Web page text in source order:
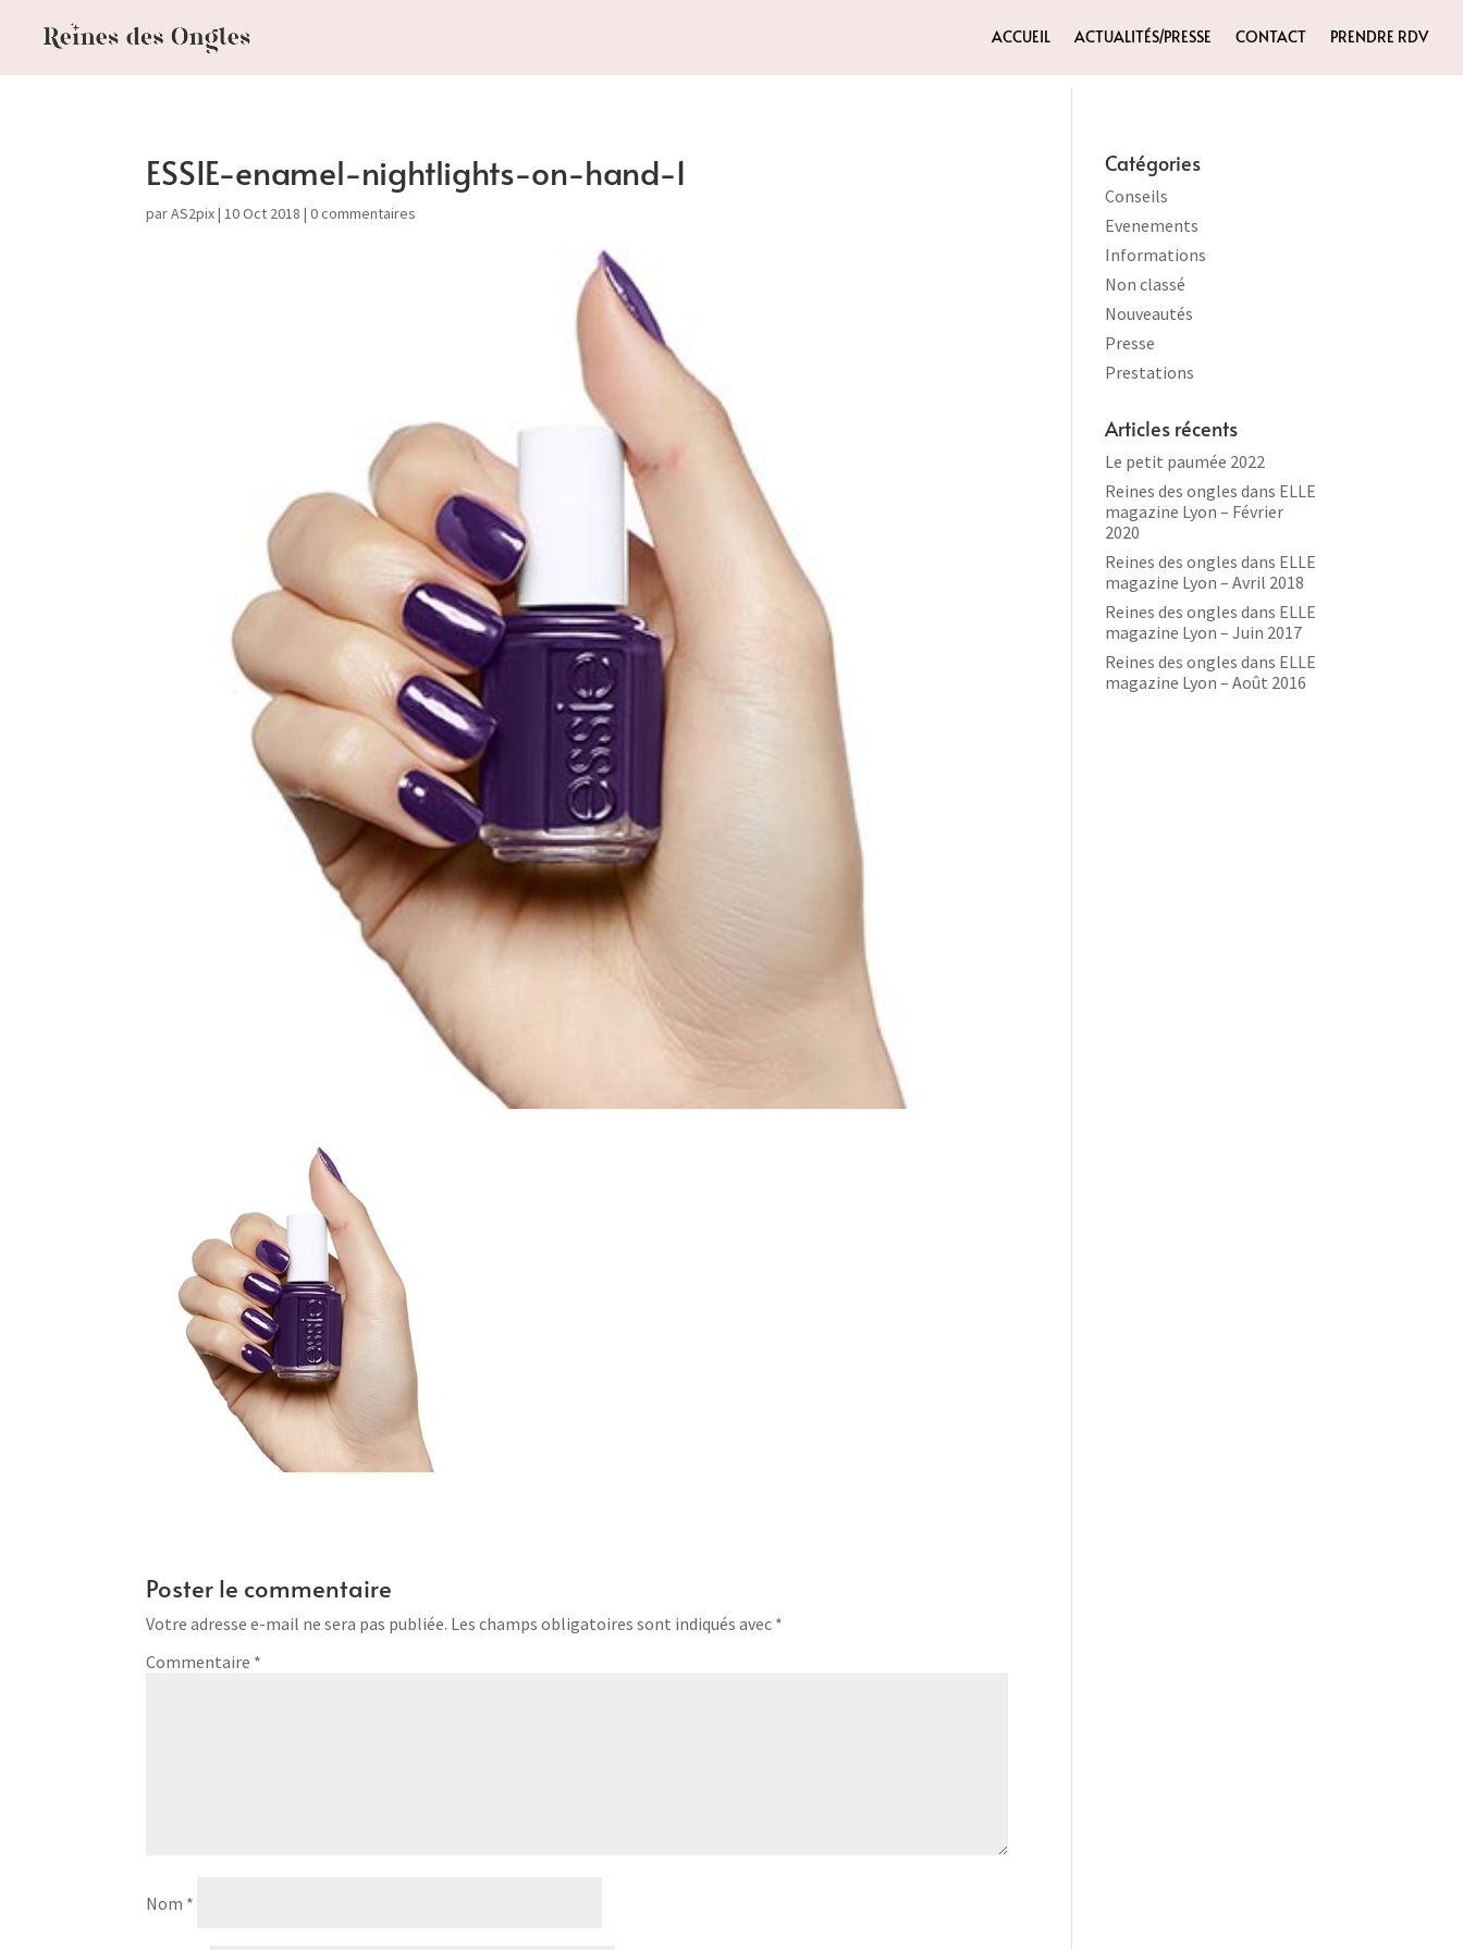
ACCUEIL ACTUALITÉS/PRESSE CONTACT PRENDRE RDV
ESSIE-enamel-nightlights-on-hand-1
parAS2pix|10 Oct 2018 |0 commentaires
Poster le commentaire
Votre adresse e-mail ne sera pas publiée. Les champs obligatoires sont indiqués avec *
Commentaire *
Nom *
Catégories
Conseils
Evenements
Informations
Non classé
Nouveautés
Presse
Prestations
Articles récents
Le petit paumée 2022
Reines des ongles dans ELLE
magazine Lyon – Février
2020
Reines des ongles dans ELLE
magazine Lyon – Avril 2018
Reines des ongles dans ELLE
magazine Lyon – Juin 2017
Reines des ongles dans ELLE
magazine Lyon – Août 2016